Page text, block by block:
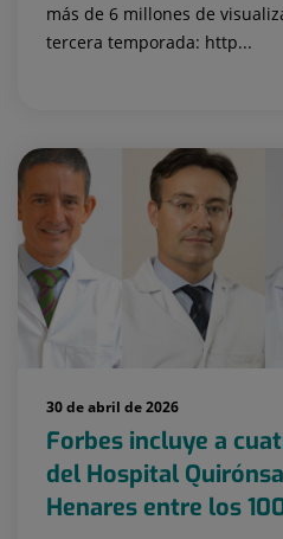
más de 6 millones de
tercera temporada: http...
30 de abril de 2026
Forbes incluye a
del Hospital
Henares entre los